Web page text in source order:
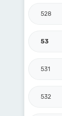
528
53
531
532